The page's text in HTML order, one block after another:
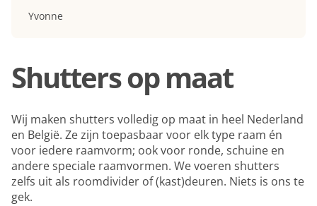
Yvonne
Shutters op maat
Wij maken shutters volledig op maat in heel Nederland
en België. Ze zijn toepasbaar voor elk type raam én
voor iedere raamvorm; ook voor ronde, schuine en
andere speciale raamvormen. We voeren shutters
zelfs uit als roomdivider of (kast)deuren. Niets is ons te
gek.